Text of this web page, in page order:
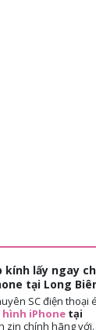
kính lấy ngay
tại Long
SC điện thoại
hình iPhone tại
zin chính hãng với